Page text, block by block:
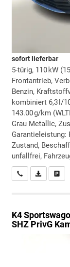
sofort lieferbar
5-türig, 110 kW
Frontantrieb,
Benzin,
kombiniert 6,3 l/
143.00 g/km
Grau Metallic,
Garantieleistung:
Zustand,
unfallfrei,
Wir rufen Sie an
PDF-
K4
SHZ PrivG